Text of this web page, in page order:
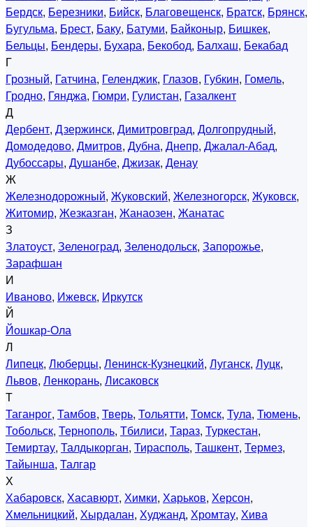
Бердск, Березники, Бийск, Благовещенск, Братск, Брянск,
Бугульма, Брест, Баку, Батуми, Байконыр, Бишкек,
Бельцы, Бендеры, Бухара, Бекобод, Балхаш, Бекабад
Г
Грозный, Гатчина, Геленджик, Глазов, Губкин, Гомель,
Гродно, Гянджа, Гюмри, Гулистан, Газалкент
Д
Дербент, Дзержинск, Димитровград, Долгопрудный,
Домодедово, Дмитров, Дубна, Днепр, Джалал-Абад,
Дубоссары, Душанбе, Джизак, Денау
Ж
Железнодорожный, Жуковский, Железногорск, Жуковск,
Житомир, Жезказган, Жанаозен, Жанатас
З
Златоуст, Зеленоград, Зеленодольск, Запорожье,
Зарафшан
И
Иваново, Ижевск, Иркутск
Й
Йошкар-Ола
Л
Липецк, Люберцы, Ленинск-Кузнецкий, Луганск, Луцк,
Львов, Ленкорань, Лисаковск
Т
Таганрог, Тамбов, Тверь, Тольятти, Томск, Тула, Тюмень,
Тобольск, Тернополь, Тбилиси, Тараз, Туркестан,
Темиртау, Талдыкорган, Тирасполь, Ташкент, Термез,
Тайынша, Талгар
Х
Хабаровск, Хасавюрт, Химки, Харьков, Херсон,
Хмельницкий, Хырдалан, Худжанд, Хромтау, Хива